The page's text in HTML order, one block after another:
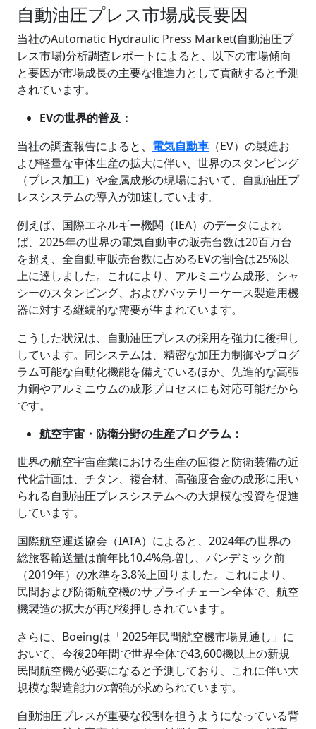
自動油圧プレス市場成長要因
当社のAutomatic Hydraulic Press Market(自動油圧プ
レス市場)分析調査レポートによると、以下の市場傾向
と要因が市場成長の主要な推進力として貢献すると予測
されています。
EVの世界的普及：
当社の調査報告によると、 電気自動車 （EV）の製造お
よび軽量な車体生産の拡大に伴い、世界のスタンピング
（プレス加工）や金属成形の現場において、自動油圧プ
レスシステムの導入が加速しています。
例えば、国際エネルギー機関（IEA）のデータによれ
ば、2025年の世界の電気自動車の販売台数は20百万台
を超え、全自動車販売台数に占めるEVの割合は25%以
上に達しました。これにより、アルミニウム成形、シャ
シーのスタンピング、およびバッテリーケース製造用機
器に対する継続的な需要が生まれています。
こうした状況は、自動油圧プレスの採用を強力に後押し
しています。同システムは、精密な加圧力制御やプログ
ラム可能な自動化機能を備えているほか、先進的な高張
力鋼やアルミニウムの成形プロセスにも対応可能だから
です。
航空宇宙・防衛分野の生産プログラム：
世界の航空宇宙産業における生産の回復と防衛装備の近
代化計画は、チタン、複合材、高強度合金の成形に用い
られる自動油圧プレスシステムへの大規模な投資を促進
しています。
国際航空運送協会（IATA）によると、2024年の世界の
総旅客輸送量は前年比10.4%急増し、パンデミック前
（2019年）の水準を3.8%上回りました。これにより、
民間および防衛航空機のサプライチェーン全体で、航空
機製造の拡大が再び後押しされています。
さらに、Boeingは「2025年民間航空機市場見通し」に
おいて、今後20年間で世界全体で43,600機以上の新規
民間航空機が必要になると予測しており、これに伴い大
規模な製造能力の増強が求められています。
自動油圧プレスが重要な役割を担うようになっている背